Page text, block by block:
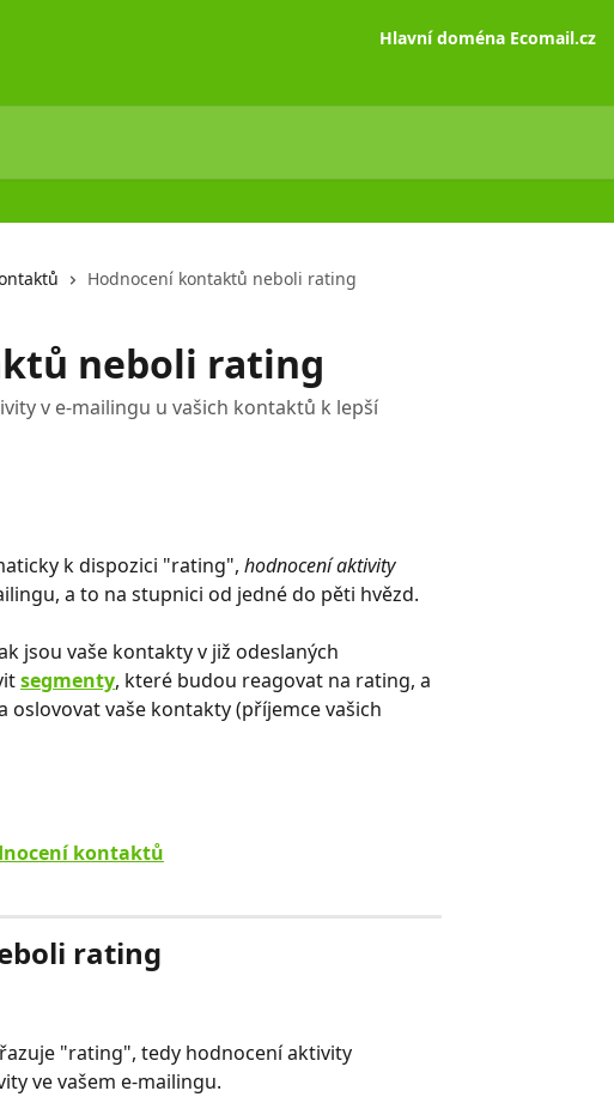
Hlavní doména Ecomail.cz
Hodnocení kontaktů neboli rating
neboli rating
v e-mailingu u vašich kontaktů k lepší
k dispozici "rating", hodnocení aktivity
a to na stupnici od jedné do pěti hvězd.
jsou vaše kontakty v již odeslaných
segmenty, které budou reagovat na rating, a
vaše kontakty (příjemce vašich
kontaktů
rating
"rating", tedy hodnocení aktivity
ve vašem e-mailingu.